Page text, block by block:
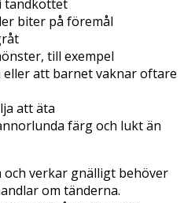
tandköttet
biter på föremål
till exempel
att barnet vaknar oftare
att äta
färg och lukt än
verkar gnälligt behöver
om tänderna.